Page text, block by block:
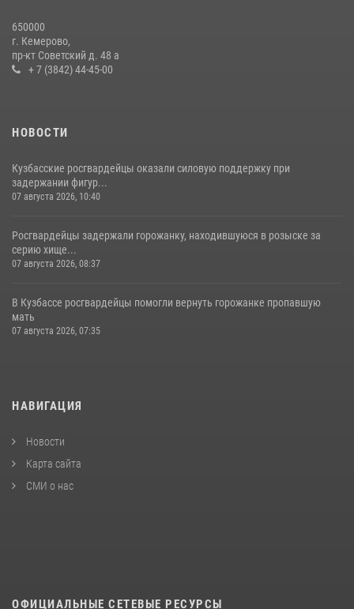
с покупками
20 июля 2026, 08:52
650000
г. Кемерово,
пр-кт Советский д. 48 а
+ 7 (3842) 44-45-00
НОВОСТИ
Кузбасские росгвардейцы оказали силовую поддержку при
задержании фигур...
07 августа 2026, 10:40
Росгвардейцы задержали горожанку, находившуюся в розыске за
серию хище...
07 августа 2026, 08:37
В Кузбассе росгвардейцы помогли вернуть горожанке пропавшую
мать
07 августа 2026, 07:35
НАВИГАЦИЯ
Новости
Карта сайта
СМИ о нас
ОФИЦИАЛЬНЫЕ СЕТЕВЫЕ РЕСУРСЫ